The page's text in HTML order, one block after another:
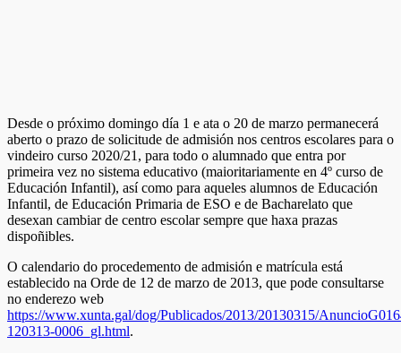
Desde o próximo domingo día 1 e ata o 20 de marzo permanecerá
aberto o prazo de solicitude de admisión nos centros escolares para o
vindeiro curso 2020/21, para todo o alumnado que entra por
primeira vez no sistema educativo (maioritariamente en 4º curso de
Educación Infantil), así como para aqueles alumnos de Educación
Infantil, de Educación Primaria de ESO e de Bacharelato que
desexan cambiar de centro escolar sempre que haxa prazas
dispoñibles.
O calendario do procedemento de admisión e matrícula está
establecido na Orde de 12 de marzo de 2013, que pode consultarse
no enderezo web
https://www.xunta.gal/dog/Publicados/2013/20130315/
120313-0006_gl.html.